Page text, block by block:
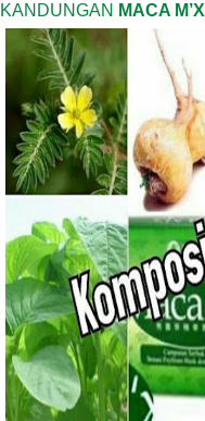
KANDUNGAN MACA M’X